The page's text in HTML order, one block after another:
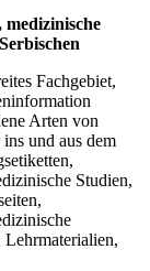
Fachgebiet,
Arten von
und aus dem
Studien,
Lehrmaterialien,